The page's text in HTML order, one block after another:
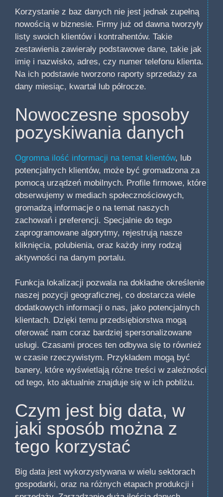
Korzystanie z baz danych nie jest jednak zupełną
nowością w biznesie. Firmy już od dawna tworzyły
listy swoich klientów i kontrahentów. Takie
zestawienia zawierały podstawowe dane, takie jak
imię i nazwisko, adres, czy numer telefonu klienta.
Na ich podstawie tworzono raporty sprzedaży za
dany miesiąc, kwartał lub półrocze.
Nowoczesne sposoby
pozyskiwania danych
Ogromna ilość informacji na temat klientów, lub
potencjalnych klientów, może być gromadzona za
pomocą urządzeń mobilnych. Profile firmowe, które
obserwujemy w mediach społecznościowych,
gromadzą informacje o na temat naszych
zachowań i preferencji. Specjalnie do tego
zaprogramowane algorytmy, rejestrują nasze
kliknięcia, polubienia, oraz każdy inny rodzaj
aktywności na danym portalu.
Funkcja lokalizacji pozwala na dokładne określenie
naszej pozycji geograficznej, co dostarcza wiele
dodatkowych informacji o nas, jako potencjalnych
klientach. Dzięki temu przedsiębiorstwa mogą
oferować nam coraz bardziej spersonalizowane
usługi. Czasami proces ten odbywa się to również
w czasie rzeczywistym. Przykładem mogą być
banery, które wyświetlają różne treści w zależności
od tego, kto aktualnie znajduje się w ich pobliżu.
Czym jest big data, w
jaki sposób można z
tego korzystać
Big data jest wykorzystywana w wielu sektorach
gospodarki, oraz na różnych etapach produkcji i